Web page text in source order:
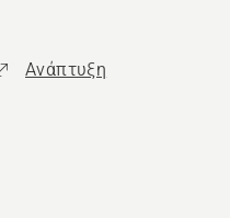
Ανάπτυξη